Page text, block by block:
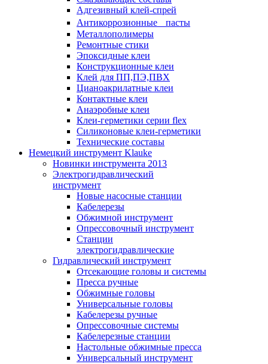
Адгезивный клей-спрей
Антикоррозионные пасты
Металлополимеры
Ремонтные стики
Эпоксидные клеи
Конструкционные клеи
Клей для ПП,ПЭ,ПВХ
Цианоакрилатные клеи
Контактные клеи
Анаэробные клеи
Клеи-герметики серии flex
Силиконовые клеи-герметики
Технические составы
Немецкий инструмент Klauke
Новинки инструмента 2013
Электрогидравлический
инструмент
Новые насосные станции
Кабелерезы
Обжимной инструмент
Опрессовочный инструмент
Станции
электрогидравлические
Гидравлический инструмент
Отсекающие головы и системы
Пресса ручные
Обжимные головы
Универсальные головы
Кабелерезы ручные
Опрессовочные системы
Кабелерезные станции
Настольные обжимные пресса
Универсальный инструмент